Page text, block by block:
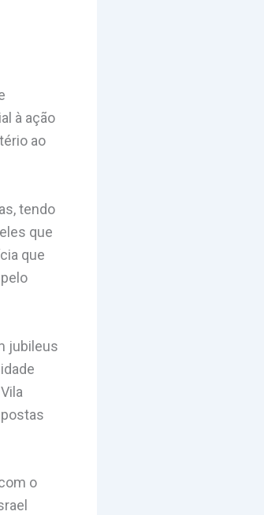
à ação
ao
tendo
que
que
jubileus
o